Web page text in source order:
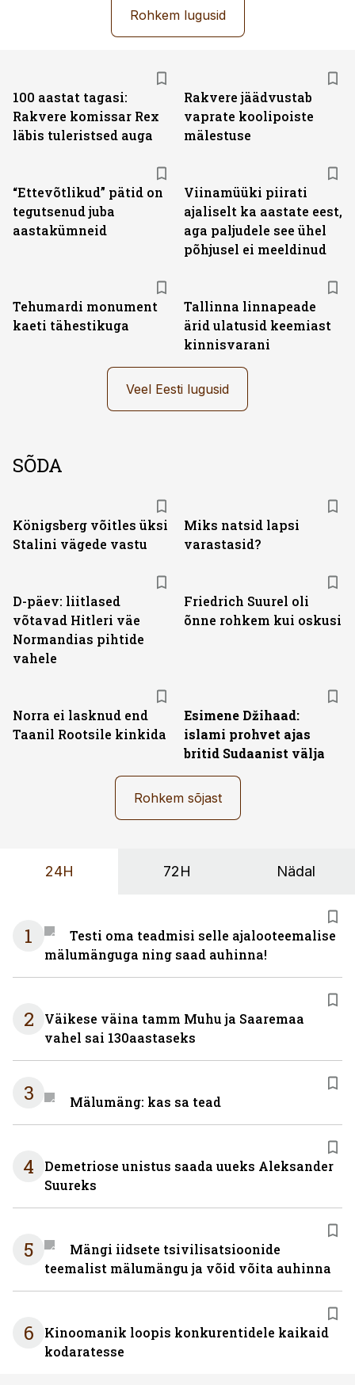
Rohkem lugusid
100 aastat tagasi:
Rakvere komissar Rex
läbis tuleristsed auga
Rakvere jäädvustab
vaprate koolipoiste
mälestuse
“Ettevõtlikud” pätid on
tegutsenud juba
aastakümneid
Viinamüüki piirati
ajaliselt ka aastate eest,
aga paljudele see ühel
põhjusel ei meeldinud
Tehumardi monument
kaeti tähestikuga
Tallinna linnapeade
ärid ulatusid keemiast
kinnisvarani
Veel Eesti lugusid
SÕDA
Königsberg võitles üksi
Stalini vägede vastu
Miks natsid lapsi
varastasid?
D-päev: liitlased
võtavad Hitleri väe
Normandias pihtide
vahele
Friedrich Suurel oli
õnne rohkem kui oskusi
Norra ei lasknud end
Taanil Rootsile kinkida
Esimene Džihaad:
islami prohvet ajas
britid Sudaanist välja
Rohkem sõjast
24H 72H Nädal
1
Testi oma teadmisi selle ajalooteemalise
mälumänguga ning saad auhinna!
2
Väikese väina tamm Muhu ja Saaremaa
vahel sai 130aastaseks
3 Mälumäng: kas sa tead
4
Demetriose unistus saada uueks Aleksander
Suureks
5
Mängi iidsete tsivilisatsioonide
teemalist mälumängu ja võid võita auhinna
6
Kinoomanik loopis konkurentidele kaikaid
kodaratesse